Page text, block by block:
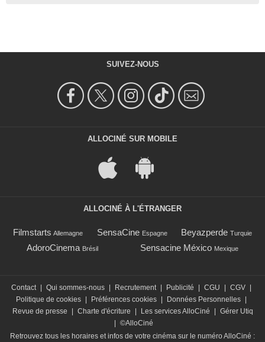
SUIVEZ-NOUS
ALLOCINÉ SUR MOBILE
ALLOCINÉ À L'ÉTRANGER
Filmstarts Allemagne SensaCine Espagne Beyazperde Turquie
AdoroCinema Brésil Sensacine México Mexique
Contact | Qui sommes-nous | Recrutement | Publicité | CGU | CGV |
Politique de cookies | Préférences cookies | Données Personnelles |
Revue de presse
| Charte d'écriture | Les services AlloCiné | Gérer Utiq
| ©AlloCiné
Retrouvez tous les horaires et infos de votre cinéma sur le numéro AlloCiné :